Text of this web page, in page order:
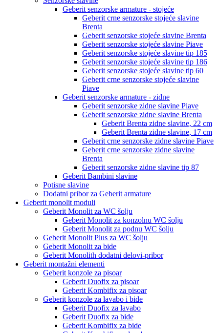
Geberit senzorske armature - stojeće
Geberit crne senzorske stojeće slavine
Brenta
Geberit senzorske stojeće slavine Brenta
Geberit senzorske stojeće slavine Piave
Geberit senzorske stojeće slavine tip 185
Geberit senzorske stojeće slavine tip 186
Geberit senzorske stojeće slavine tip 60
Geberit crne senzorske stojeće slavine
Piave
Geberit senzorske armature - zidne
Geberit senzorske zidne slavine Piave
Geberit senzorske zidne slavine Brenta
Geberit Brenta zidne slavine, 22 cm
Geberit Brenta zidne slavine, 17 cm
Geberit crne senzorske zidne slavine Piave
Geberit crne senzorske zidne slavine
Brenta
Geberit senzorske zidne slavine tip 87
Geberit Bambini slavine
Potisne slavine
Dodatni pribor za Geberit armature
Geberit monolit moduli
Geberit Monolit za WC šolju
Geberit Monolit za konzolnu WC šolju
Geberit Monolit za podnu WC šolju
Geberit Monolit Plus za WC šolju
Geberit Monolit za bide
Geberit Monolith dodatni delovi-pribor
Geberit montažni elementi
Geberit konzole za pisoar
Geberit Duofix za pisoar
Geberit Kombifix za pisoar
Geberit konzole za lavabo i bide
Geberit Duofix za lavabo
Geberit Duofix za bide
Geberit Kombifix za bide